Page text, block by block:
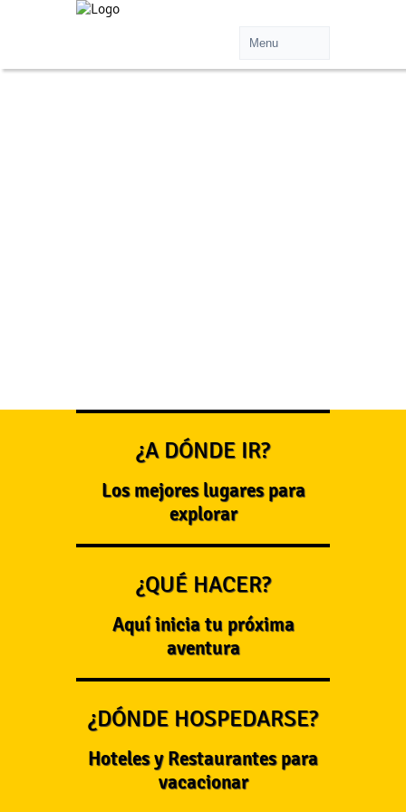
¿A DÓNDE IR?
Los mejores lugares para
explorar
¿QUÉ HACER?
Aquí inicia tu próxima
aventura
¿DÓNDE HOSPEDARSE?
Hoteles y Restaurantes para
vacacionar